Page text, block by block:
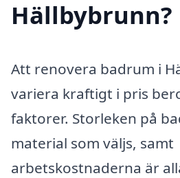
Hällbybrunn?
Att renovera badrum i
variera kraftigt i pris
faktorer. Storleken på
material som väljs, samt
arbetskostnaderna är